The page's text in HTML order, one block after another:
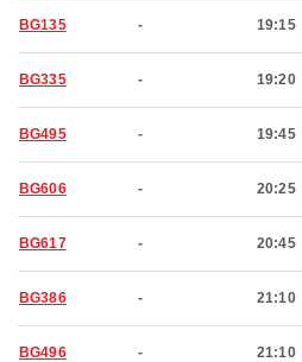
BG135 - 19:15
BG335 - 19:20
BG495 - 19:45
BG606 - 20:25
BG617 - 20:45
BG386 - 21:10
BG496 - 21:10